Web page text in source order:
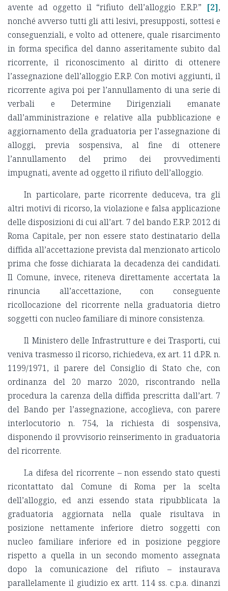
avente ad oggetto il “rifiuto dell’alloggio E.R.P.” [2],
nonché avverso tutti gli atti lesivi, presupposti, sottesi e
conseguenziali, e volto ad ottenere, quale risarcimento
in forma specifica del danno asseritamente subito dal
ricorrente, il riconoscimento al diritto di ottenere
l’assegnazione dell’alloggio E.R.P. Con motivi aggiunti, il
ricorrente agiva poi per l’annullamento di una serie di
verbali e Determine Dirigenziali emanate
dall’amministrazione e relative alla pubblicazione e
aggiornamento della graduatoria per l’assegnazione di
alloggi, previa sospensiva, al fine di ottenere
l’annullamento del primo dei provvedimenti
impugnati, avente ad oggetto il rifiuto dell’alloggio.
In particolare, parte ricorrente deduceva, tra gli
altri motivi di ricorso, la violazione e falsa applicazione
delle disposizioni di cui all’art. 7 del bando E.R.P. 2012 di
Roma Capitale, per non essere stato destinatario della
diffida all’accettazione prevista dal menzionato articolo
prima che fosse dichiarata la decadenza dei candidati.
Il Comune, invece, riteneva direttamente accertata la
rinuncia all’accettazione, con conseguente
ricollocazione del ricorrente nella graduatoria dietro
soggetti con nucleo familiare di minore consistenza.
Il Ministero delle Infrastrutture e dei Trasporti, cui
veniva trasmesso il ricorso, richiedeva, ex art. 11 d.P.R. n.
1199/1971, il parere del Consiglio di Stato che, con
ordinanza del 20 marzo 2020, riscontrando nella
procedura la carenza della diffida prescritta dall’art. 7
del Bando per l’assegnazione, accoglieva, con parere
interlocutorio n. 754, la richiesta di sospensiva,
disponendo il provvisorio reinserimento in graduatoria
del ricorrente.
La difesa del ricorrente – non essendo stato questi
ricontattato dal Comune di Roma per la scelta
dell’alloggio, ed anzi essendo stata ripubblicata la
graduatoria aggiornata nella quale risultava in
posizione nettamente inferiore dietro soggetti con
nucleo familiare inferiore ed in posizione peggiore
rispetto a quella in un secondo momento assegnata
dopo la comunicazione del rifiuto – instaurava
parallelamente il giudizio ex artt. 114 ss. c.p.a. dinanzi